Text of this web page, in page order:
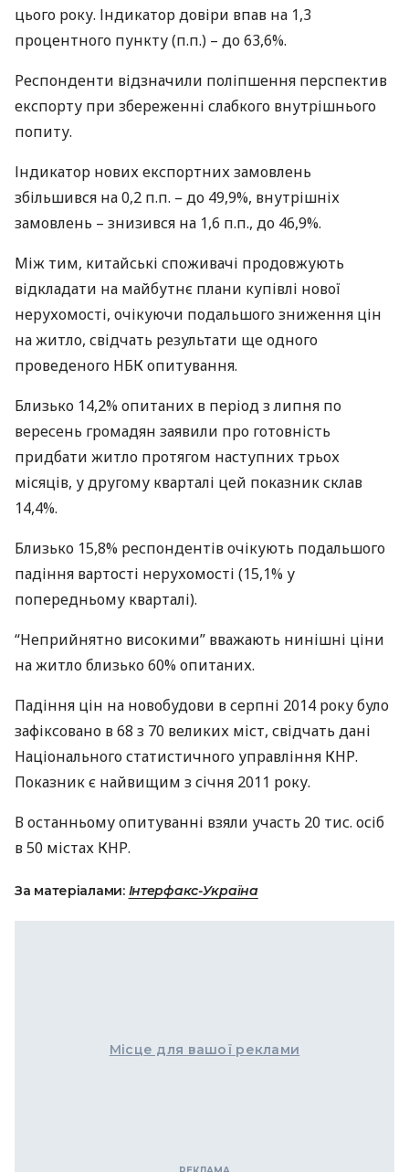
цього року. Індикатор довіри впав на 1,3
процентного пункту (п.п.) – до 63,6%.
Респонденти відзначили поліпшення перспектив
експорту при збереженні слабкого внутрішнього
попиту.
Індикатор нових експортних замовлень
збільшився на 0,2 п.п. – до 49,9%, внутрішніх
замовлень – знизився на 1,6 п.п., до 46,9%.
Між тим, китайські споживачі продовжують
відкладати на майбутнє плани купівлі нової
нерухомості, очікуючи подальшого зниження цін
на житло, свідчать результати ще одного
проведеного НБКопитування.
Близько 14,2% опитаних в період з липня по
вересень громадян заявили про готовність
придбати житло протягом наступних трьох
місяців, у другому кварталі цей показник склав
14,4%.
Близько 15,8% респондентів очікують подальшого
падіння вартості нерухомості (15,1% у
попередньому кварталі).
“Неприйнятно високими” вважають нинішні ціни
на житло близько 60% опитаних.
Падіння цін на новобудови в серпні 2014 року було
зафіксовано в 68 з 70 великих міст, свідчать дані
Національного статистичного управління КНР.
Показник є найвищим з січня 2011 року.
В останньому опитуванні взяли участь 20 тис. осіб
в 50 містах КНР.
За матеріалами: Інтерфакс-Україна
Місце для вашої реклами